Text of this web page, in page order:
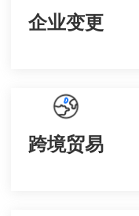
企业变更
跨境贸易